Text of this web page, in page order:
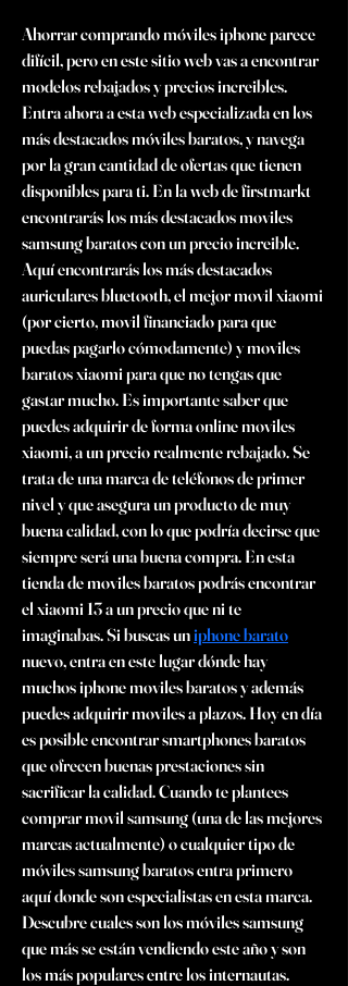
Ahorrar comprando móviles iphone parece
difícil, pero en este sitio web vas a encontrar
modelos rebajados y precios increibles.
Entra ahora a esta web especializada en los
más destacados móviles baratos, y navega
por la gran cantidad de ofertas que tienen
disponibles para ti. En la web de firstmarkt
encontrarás los más destacados moviles
samsung baratos con un precio increible.
Aquí encontrarás los más destacados
auriculares bluetooth, el mejor movil xiaomi
(por cierto, movil financiado para que
puedas pagarlo cómodamente) y moviles
baratos xiaomi para que no tengas que
gastar mucho. Es importante saber que
puedes adquirir de forma online moviles
xiaomi, a un precio realmente rebajado. Se
trata de una marca de teléfonos de primer
nivel y que asegura un producto de muy
buena calidad, con lo que podría decirse que
siempre será una buena compra. En esta
tienda de moviles baratos podrás encontrar
el xiaomi 13 a un precio que ni te
imaginabas. Si buscas un iphone barato
nuevo, entra en este lugar dónde hay
muchos iphone moviles baratos y además
puedes adquirir moviles a plazos. Hoy en día
es posible encontrar smartphones baratos
que ofrecen buenas prestaciones sin
sacrificar la calidad. Cuando te plantees
comprar movil samsung (una de las mejores
marcas actualmente) o cualquier tipo de
móviles samsung baratos entra primero
aquí donde son especialistas en esta marca.
Descubre cuales son los móviles samsung
que más se están vendiendo este año y son
los más populares entre los internautas.